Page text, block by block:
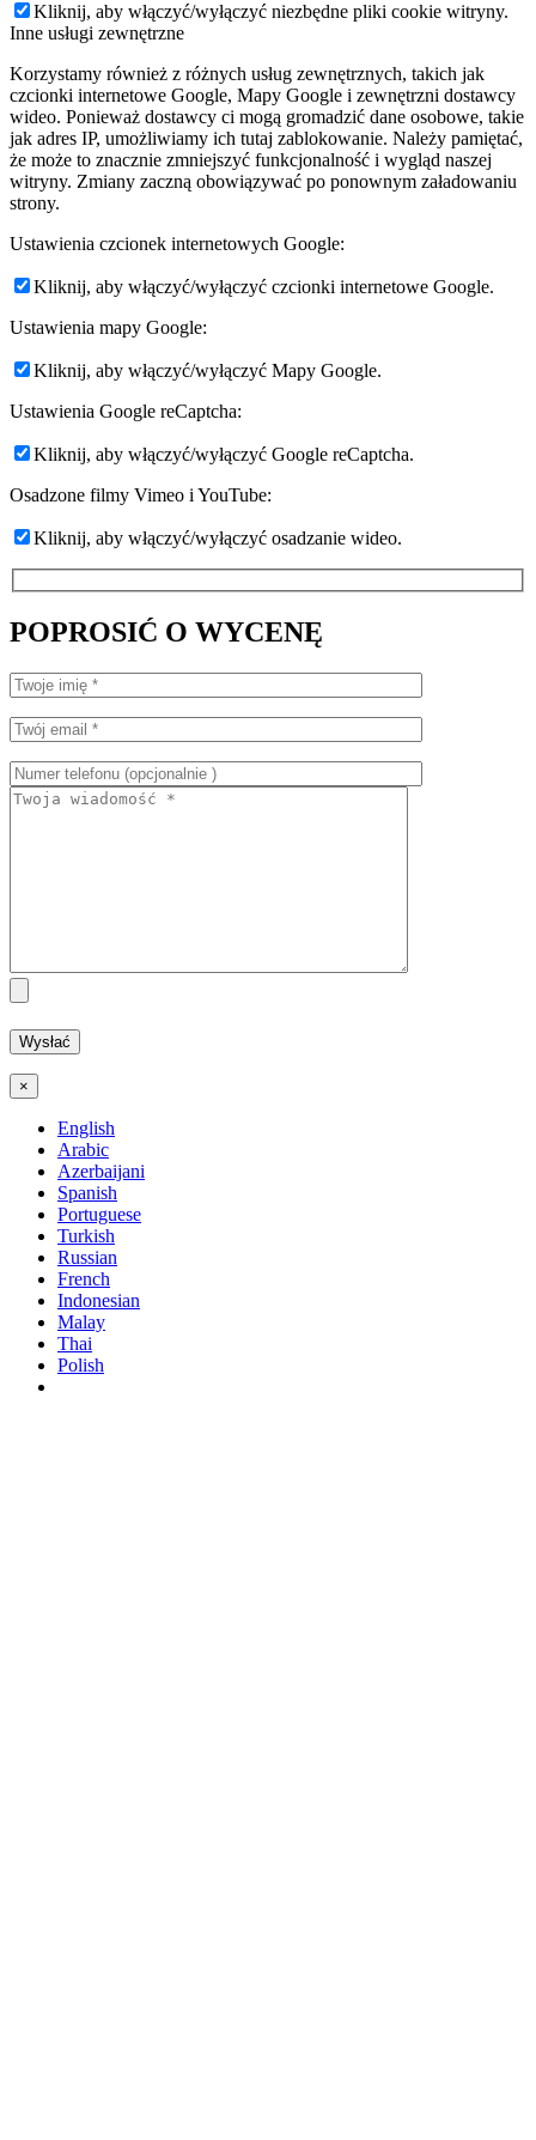
Kliknij, aby włączyć/wyłączyć niezbędne pliki cookie witryny.
Inne usługi zewnętrzne
Korzystamy również z różnych usług zewnętrznych, takich jak
czcionki internetowe Google, Mapy Google i zewnętrzni dostawcy
wideo. Ponieważ dostawcy ci mogą gromadzić dane osobowe, takie
jak adres IP, umożliwiamy ich tutaj zablokowanie. Należy pamiętać,
że może to znacznie zmniejszyć funkcjonalność i wygląd naszej
witryny. Zmiany zaczną obowiązywać po ponownym załadowaniu
strony.
Ustawienia czcionek internetowych Google:
Kliknij, aby włączyć/wyłączyć czcionki internetowe Google.
Ustawienia mapy Google:
Kliknij, aby włączyć/wyłączyć Mapy Google.
Ustawienia Google reCaptcha:
Kliknij, aby włączyć/wyłączyć Google reCaptcha.
Osadzone filmy Vimeo i YouTube:
Kliknij, aby włączyć/wyłączyć osadzanie wideo.
POPROSIĆ O WYCENĘ
×
English
Arabic
Azerbaijani
Spanish
Portuguese
Turkish
Russian
French
Indonesian
Malay
Thai
Polish